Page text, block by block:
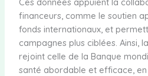
financeurs, comme le soutien
fonds internationaux, et
campagnes plus ciblées. Ainsi,
rejoint celle de la Banque
santé abordable et efficace,